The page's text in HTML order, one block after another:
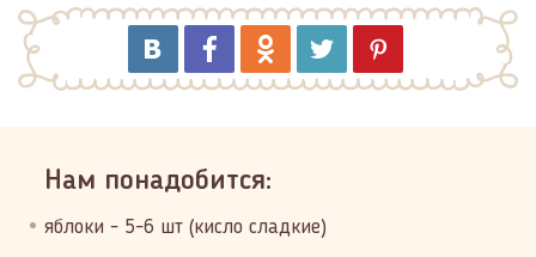
Нам понадобится:
яблоки - 5-6 шт (кисло сладкие)